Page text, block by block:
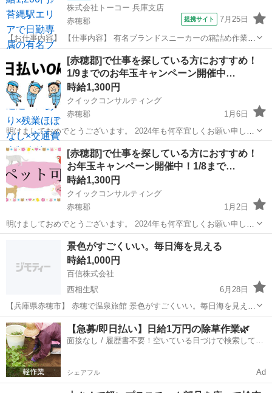
株式会社トーコー 兵庫支店
赤穂郡
提携サイト 7月25日
【お仕事内容】 【仕事内容】 有名ブランドスニーカーの箱詰め作業を
お願いします! 具体的には… 1足ずつスニーカーを箱詰めして頂く な
どのお仕事になります。 かんたん軽作業&らくらく座り仕事ですよ♪
現在活躍されてい...
仕分け
[赤穂郡]で仕事を探している方におすすめ！
1/9までのお年玉キャンペーン開催中…
時給1,300円
クイックコンサルティング
赤穂郡
1月6日
明けましておめでとうございます。 2024年も何卒宜しくお願い申し上
げます。 1/9まで！お年玉キャンペーン開催中！^^ こちらの求人で就
業されると入社日に1万円分のクオカードをプレゼント！！ 詳細は下
記の受...
兵庫 赤穂郡 工場 時給
[赤穂郡]で仕事を探している方におすすめ！
お年玉キャンペーン開催中！1/8まで…
時給1,300円
クイックコンサルティング
赤穂郡
1月2日
明けましておめでとうございます。 2024年も何卒宜しくお願い申し上
げます。 1/8まで！お年玉キャンペーン開催中！ 取り扱っている求人
で就業されると入社日に1～3万円分のクオカードをプレゼント♪ ※お
赤穂郡 工場 時給
景色がすごくいい。毎日海を見える
時給1,000円
百信株式会社
西相生駅
6月28日
【兵庫県赤穂市】 赤穂で温泉旅館 景色がすごくいい。毎日海を見える
★寮があり ★未経験ok ★日本語日常生活会話ｏｋ ★時給：1000円
★仕事内容：客室清掃、洗い場
★...
兵庫 赤穂郡 西相生駅 軽作業 洗い場
【急募/即日払い】日給1万円の除草作業🌿
面接なし / 履歴書不要！空いている日づけで検索して即
シェアフル Ad